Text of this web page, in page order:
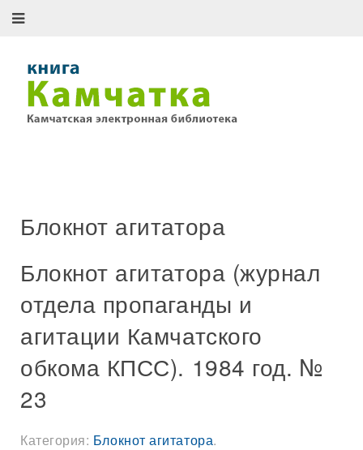
Блокнот агитатора
Блокнот агитатора (журнал
отдела пропаганды и
агитации Камчатского
обкома КПСС). 1984 год. №
23
Категория: Блокнот агитатора.